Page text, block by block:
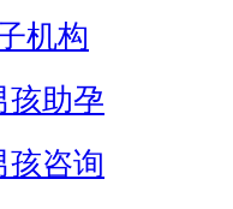
机构
孩助孕
孩咨询